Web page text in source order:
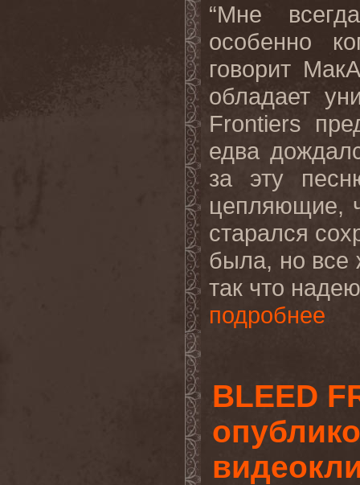
“Мне
особенно
говорит
обладает
Frontiers
едва
за эту
цепляющие,
старался
была, но все
так что
подробнее
BLEED